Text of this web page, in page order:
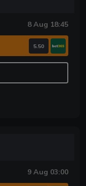
8 Aug 18:45
5.50
9 Aug 03:00